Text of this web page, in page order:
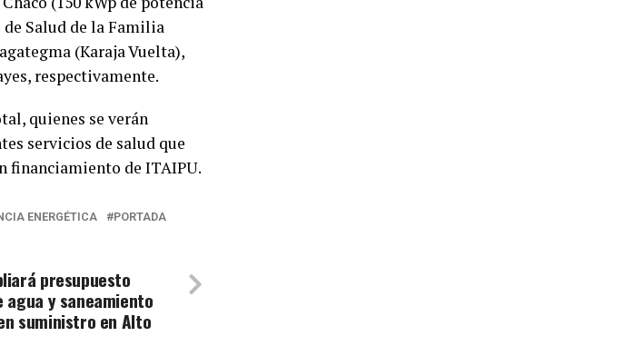
Salud de la Familia
(Karaja Vuelta),
respectivamente.
quienes se verán
servicios de salud que
financiamiento de ITAIPU.
ENERGÉTICA PORTADA
presupuesto
agua y saneamiento
suministro en Alto